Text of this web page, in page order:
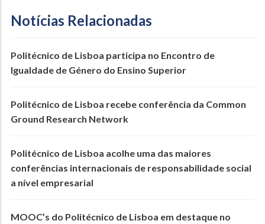
Notícias Relacionadas
Politécnico de Lisboa participa no Encontro de
Igualdade de Género do Ensino Superior
Politécnico de Lisboa recebe conferência da Common
Ground Research Network
Politécnico de Lisboa acolhe uma das maiores
conferências internacionais de responsabilidade social
a nível empresarial
MOOC’s do Politécnico de Lisboa em destaque no